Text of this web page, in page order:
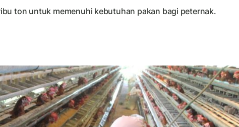
ton untuk memenuhi kebutuhan pakan bagi peternak.